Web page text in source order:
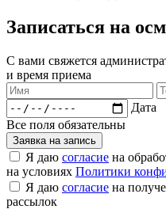
Записаться на
С вами свяжется
и время приема​
Дата
Все поля обязательны
Заявка на запись
Я даю согласие на
на условиях Политики
Я даю согласие на
рассылок